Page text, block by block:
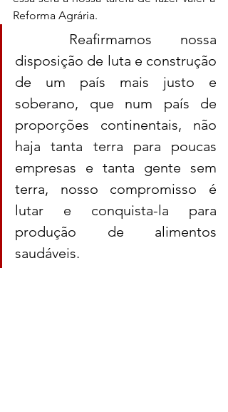
Reforma Agrária.
disposição de luta e construção
de um país mais justo e
soberano, que num país de
proporções continentais, não
haja tanta terra para poucas
empresas e tanta gente sem
terra, nosso compromisso é
lutar e conquista-la para
produção de alimentos
saudáveis.